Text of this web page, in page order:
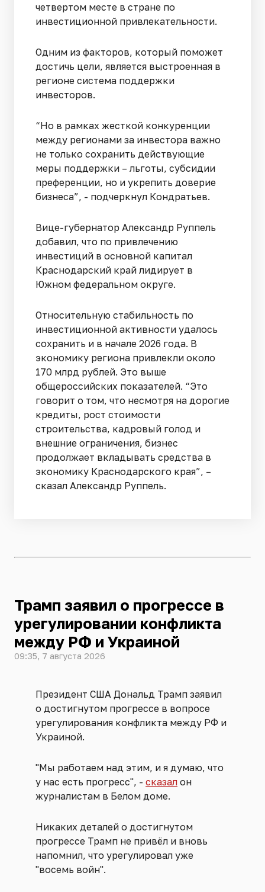
четвертом месте в стране по
инвестиционной привлекательности.
Одним из факторов, который поможет
достичь цели, является выстроенная в
регионе система поддержки
инвесторов.
“Но в рамках жесткой конкуренции
между регионами за инвестора важно
не только сохранить действующие
меры поддержки – льготы, субсидии
преференции, но и укрепить доверие
бизнеса”, - подчеркнул Кондратьев.
Вице-губернатор Александр Руппель
добавил, что по привлечению
инвестиций в основной капитал
Краснодарский край лидирует в
Южном федеральном округе.
Относительную стабильность по
инвестиционной активности удалось
сохранить и в начале 2026 года. В
экономику региона привлекли около
170 млрд рублей. Это выше
общероссийских показателей. “Это
говорит о том, что несмотря на дорогие
кредиты, рост стоимости
строительства, кадровый голод и
внешние ограничения, бизнес
продолжает вкладывать средства в
экономику Краснодарского края”, –
сказал Александр Руппель.
Трамп заявил о прогрессе в
урегулировании конфликта
между РФ и Украиной
09:35, 7 августа 2026
Президент США Дональд Трамп заявил
о достигнутом прогрессе в вопросе
урегулирования конфликта между РФ и
Украиной.
"Мы работаем над этим, и я думаю, что
у нас есть прогресс", - сказал он
журналистам в Белом доме.
Никаких деталей о достигнутом
прогрессе Трамп не привёл и вновь
напомнил, что урегулировал уже
"восемь войн".